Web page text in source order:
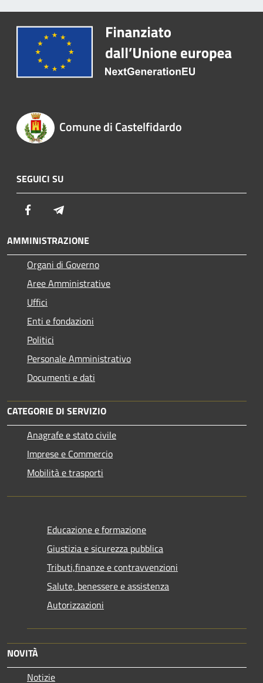
Comune di Castelfidardo
SEGUICI SU
Facebook
AMMINISTRAZIONE
Organi di Governo
Aree Amministrative
Uffici
Enti e fondazioni
Politici
Personale Amministrativo
Documenti e dati
CATEGORIE DI SERVIZIO
Anagrafe e stato civile
Imprese e Commercio
Mobilità e trasporti
Educazione e formazione
Giustizia e sicurezza pubblica
Tributi,finanze e contravvenzioni
Salute, benessere e assistenza
Autorizzazioni
NOVITÀ
Notizie